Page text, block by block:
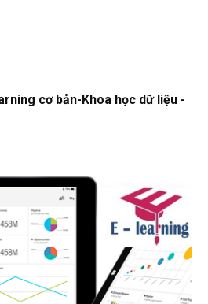
cơ bản-Khoa học dữ liệu -